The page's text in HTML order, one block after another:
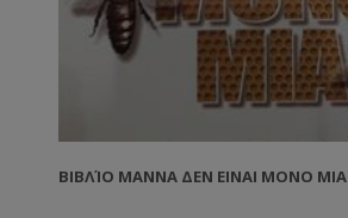
ΒΙΒΛΊΟ ΜΑΝΝΑ ΔΕΝ ΕΙΝΑΙ ΜΟΝΟ ΜΙΑ